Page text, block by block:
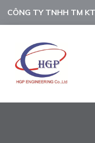
CÔNG TY TNHH TM